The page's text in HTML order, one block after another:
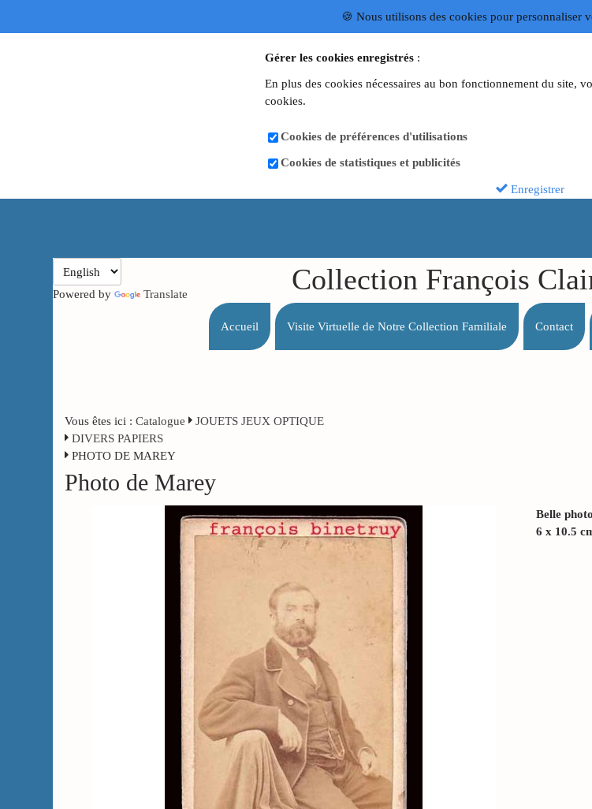
🍪 Nous utilisons des cookies pour personnaliser
Gérer les cookies enregistrés :
En plus des cookies nécessaires au bon fonctionnement du site,
cookies.
Cookies de préférences d'utilisations
Cookies de statistiques et publicités
Enregistrer
Powered by Translate Collection François
Accueil Visite Virtuelle de Notre Collection Familiale Contact
Vous êtes ici :Catalogue
JOUETS JEUX OPTIQUE
DIVERS PAPIERS
PHOTO DE MAREY
Photo de Marey
Belle
6 x 10.5